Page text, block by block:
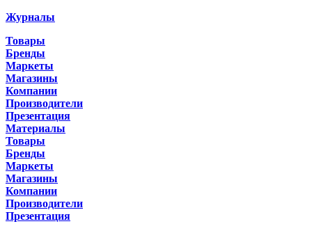
Журналы
Товары
Бренды
Маркеты
Магазины
Компании
Производители
Презентация
Материалы
Товары
Бренды
Маркеты
Магазины
Компании
Производители
Презентация